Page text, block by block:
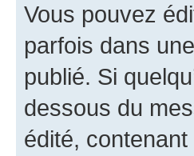
Vous pouvez
parfois dans
publié. Si
dessous du
édité, contenant